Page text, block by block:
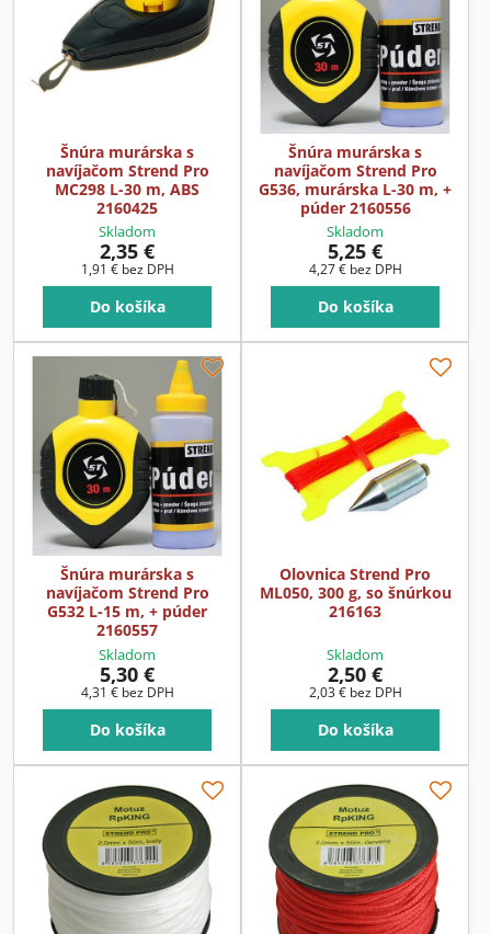
Šnúra murárska s
navíjačom Strend Pro
MC298 L-30 m, ABS
2160425
Skladom
2,35 €
1,91 € bez DPH
Do košíka
Šnúra murárska s
navíjačom Strend Pro
G536, murárska L-30 m, +
púder 2160556
Skladom
5,25 €
4,27 € bez DPH
Do košíka
Šnúra murárska s
navíjačom Strend Pro
G532 L-15 m, + púder
2160557
Skladom
5,30 €
4,31 € bez DPH
Do košíka
Olovnica Strend Pro
ML050, 300 g, so šnúrkou
216163
Skladom
2,50 €
2,03 € bez DPH
Do košíka